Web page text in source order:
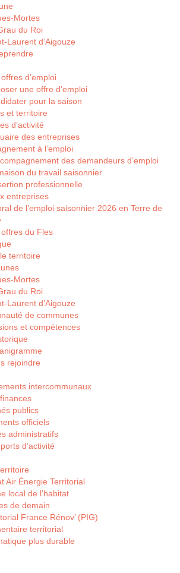
Mortes
du Roi
Laurent d’Aigouze
d’emploi
une offre d’emploi
pour la saison
et territoire
d’activité
des entreprises
à l’emploi
des demandeurs d’emploi
du travail saisonnier
professionnelle
entreprises
de l’emploi saisonnier 2026 en Terre de
du Fles
territoire
Mortes
du Roi
Laurent d’Aigouze
de communes
et compétences
rejoindre
intercommunaux
publics
officiels
administratifs
d’activité
Air Énergie Territorial
local de l’habitat
de demain
France Rénov’ (PIG)
territorial
plus durable